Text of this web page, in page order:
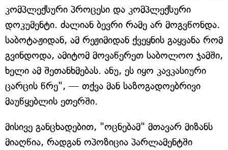
კომპლექსური პროცესი და კომპლექსური
დოკუმენტი. ძალიან ბევრი რამე არ მოგვწონდა.
საბოტაჟიდან, ამ რეჟიმიდან ქვეყნის გაყვანა რომ
გვინდოდა, ამიტომ მოვაწერეთ საბოლოო ჯამში,
ხელი ამ შეთანხმებას. ანუ, ეს იყო კავკასიური
ცარცის წრე", — თქვა მან საზოგადოებრივი
მაუწყებლის ეთერში.
მისივე განცხადებით, "ოცნებამ" მთავარ მიზანს
მიაღწია, რადგან ოპოზიცია პარლამენტში